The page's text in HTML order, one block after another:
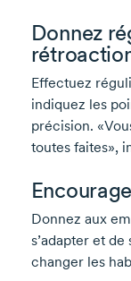
Donnez
Effectuez
indiquez les
précision.
toutes faites»,
Donnez aux
s’adapter et
changer les